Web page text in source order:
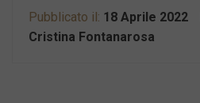
Pubblicato il: 18 Aprile 2022
Cristina Fontanarosa